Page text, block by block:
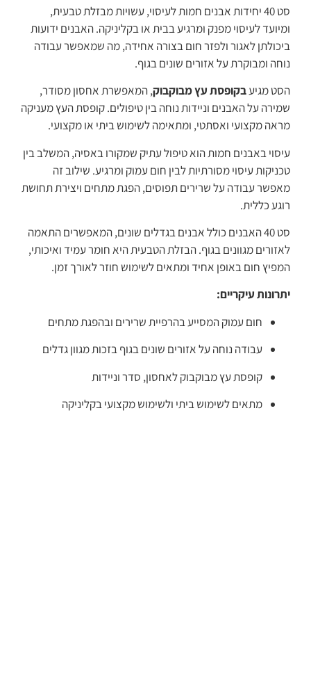
סט 40 יחידות אבנים חמות לעיסוי, עשויות מבזלת טבעית,
ומיועד לעיסוי מפנק ומרגיע בבית או בקליניקה. האבנים ידועות
ביכולתן לאגור ולפזר חום בצורה אחידה, מה שמאפשר עבודה
נוחה ומבוקרת על אזורים שונים בגוף.
הסט מגיעבקופסת עץ מבוקבוק, המאפשרת אחסון מסודר,
שמירה על האבנים וניידות נוחה בין טיפולים. קופסת העץ מעניקה
מראה מקצועי ואסתטי, ומתאימה לשימוש ביתי או מקצועי.
עיסוי באבנים חמות הוא טיפול עתיק שמקורו באסיה, המשלב בין
טכניקות עיסוי מסורתיות לבין חום עמוק ומרגיע. שילוב זה
מאפשר עבודה על שרירים תפוסים, הפגת מתחים ויצירת תחושת
רוגע כללית.
סט 40 האבנים כולל אבנים בגדלים שונים, המאפשרים התאמה
לאזורים מגוונים בגוף. הבזלת הטבעית היא חומר עמיד ואיכותי,
המפיץ חום באופן אחיד ומתאים לשימוש חוזר לאורך זמן.
יתרונות עיקריים:
חום עמוק המסייע בהרפיית שרירים ובהפגת מתחים
עבודה נוחה על אזורים שונים בגוף בזכות מגוון גדלים
קופסת עץ מבוקבוק לאחסון, סדר וניידות
מתאים לשימוש ביתי ולשימוש מקצועי בקליניקה